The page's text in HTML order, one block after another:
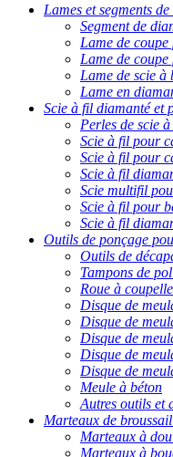
Lames et segments
Segment de
Lame de
Lame de
Lame de scie à
Lame en
Scie à fil diamanté et
Perles de scie
Scie à fil pour
Scie à fil pour
Scie à fil
Scie multifil
Scie à fil pour
Scie à fil
Outils de ponçage
Outils de
Tampons de
Roue à
Disque de
Disque de
Disque de
Disque de
Disque de
Meule à béton
Autres outils et
Marteaux de
Marteaux à
Marteaux à